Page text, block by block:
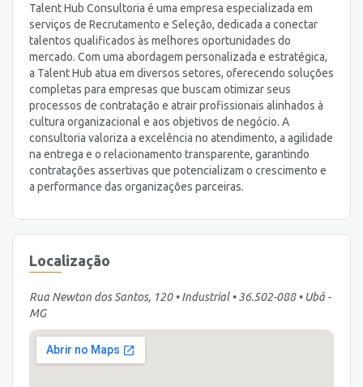
Talent Hub Consultoria é uma empresa especializada em
serviços de Recrutamento e Seleção, dedicada a conectar
talentos qualificados às melhores oportunidades do
mercado. Com uma abordagem personalizada e estratégica,
a Talent Hub atua em diversos setores, oferecendo soluções
completas para empresas que buscam otimizar seus
processos de contratação e atrair profissionais alinhados à
cultura organizacional e aos objetivos de negócio. A
consultoria valoriza a excelência no atendimento, a agilidade
na entrega e o relacionamento transparente, garantindo
contratações assertivas que potencializam o crescimento e
a performance das organizações parceiras.
Localização
Rua Newton dos Santos, 120 • Industrial • 36.502-088 • Ubá -
MG